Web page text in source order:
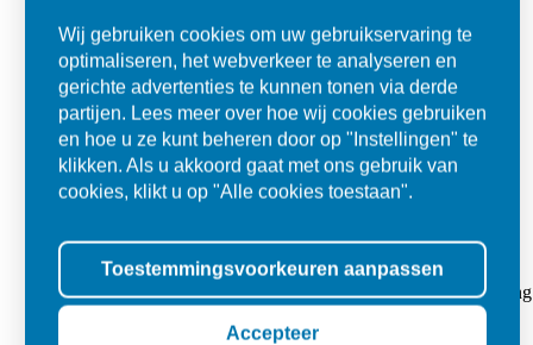
Super
"Goed geholpen bij aankoop en zeer klantvriendelijk. De
tegels voor in de tuin."
Wij gebruiken cookies om uw gebruikservaring te
optimaliseren, het webverkeer te analyseren en
gerichte advertenties te kunnen tonen via derde
partijen. Lees meer over hoe wij cookies gebruiken
en hoe u ze kunt beheren door op "Instellingen" te
klikken. Als u akkoord gaat met ons gebruik van
cookies, klikt u op "Alle cookies toestaan".
Toestemmingsvoorkeuren aanpassen
Accepteer